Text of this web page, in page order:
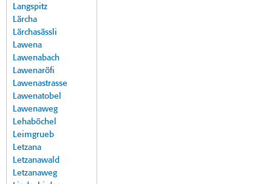
Langspitz
Lärcha
Lärchasässli
Lawena
Lawenabach
Lawenaröfi
Lawenastrasse
Lawenatobel
Lawenaweg
Lehaböchel
Leimgrueb
Letzana
Letzanawald
Letzanaweg